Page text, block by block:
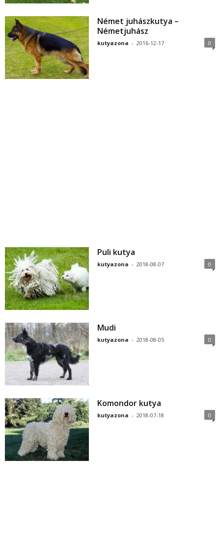
Német juhászkutya –
Németjuhász
kutyazona - 2016-12-17 0
Puli kutya
kutyazona - 2018-08-07 0
Mudi
kutyazona - 2018-08-05 0
Komondor kutya
kutyazona - 2018-07-18 0